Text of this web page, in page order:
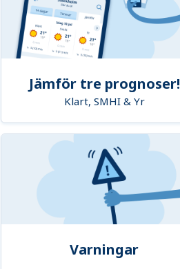
Jämför tre prognoser!
Klart, SMHI & Yr
Varningar